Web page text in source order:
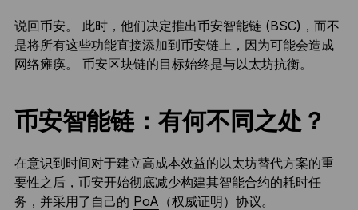
说回币安。 此时，他们决定推出币安智能链 (BSC)，而不
是将所有这些功能直接添加到币安链上，因为可能会造成
网络瘫痪。 币安区块链的目标始终是与以太坊抗衡。
币安智能链：有何不同之处？
在意识到时间对于建立高成本效益的以太坊替代方案的重
要性之后，币安开始彻底减少构建其智能合约的耗时任
务，并采用了自己的 PoA （权威证明）协议。